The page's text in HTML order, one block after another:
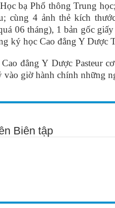
bạ Phổ thông Trung
cùng 4 ảnh thẻ kích
06 tháng), 1 bản gốc
ký học Cao đẳng Y Dược
đẳng Y Dược Pasteur
vào giờ hành chính những
Biên tập